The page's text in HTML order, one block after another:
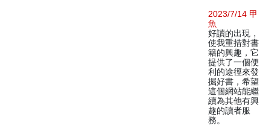
2023/7/14 甲
魚
好讀的出現，
使我重措對書
籍的興趣，它
提供了一個便
利的途徑來發
掘好書，希望
這個網站能繼
續為其他有興
趣的讀者服
務。